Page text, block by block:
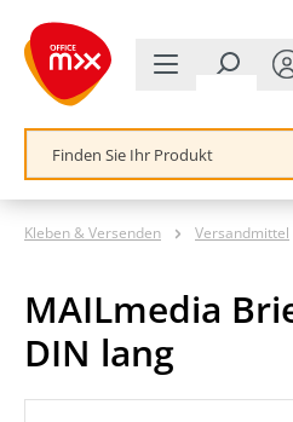
springen
Kleben & Versenden Versandmittel
MAILmedia
DIN lang